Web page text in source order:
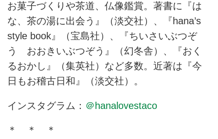
お菓子づくりや茶道、仏像鑑賞。著書に『は
な、茶の湯に出会う』（淡交社）、『hana’s
style book』（宝島社）、『ちいさいぶつぞ
う おおきいぶつぞう』（幻冬舎）、『おく
るおかし』（集英社）など多数。近著は『今
日もお稽古日和』（淡交社）。
インスタグラム： ＠hanalovestaco
＊ ＊ ＊